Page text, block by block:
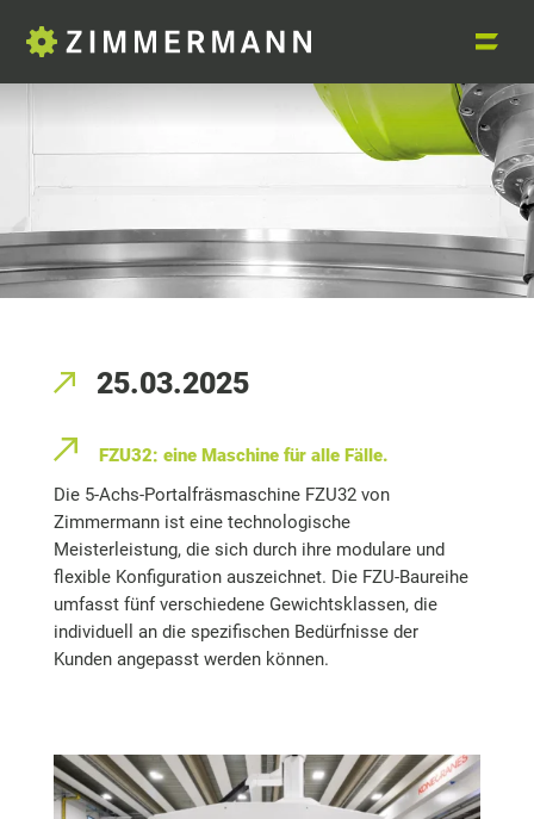
25.03.2025
FZU32: eine Maschine für alle Fälle.
Die 5-Achs-Portalfräsmaschine FZU32 von
Zimmermann ist eine technologische
Meisterleistung, die sich durch ihre modulare und
flexible Konfiguration auszeichnet. Die FZU-Baureihe
umfasst fünf verschiedene Gewichtsklassen, die
individuell an die spezifischen Bedürfnisse der
Kunden angepasst werden können.